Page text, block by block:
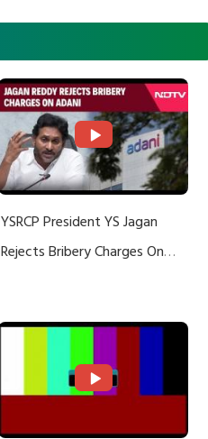
YSRCP President YS Jagan
Rejects Bribery Charges On